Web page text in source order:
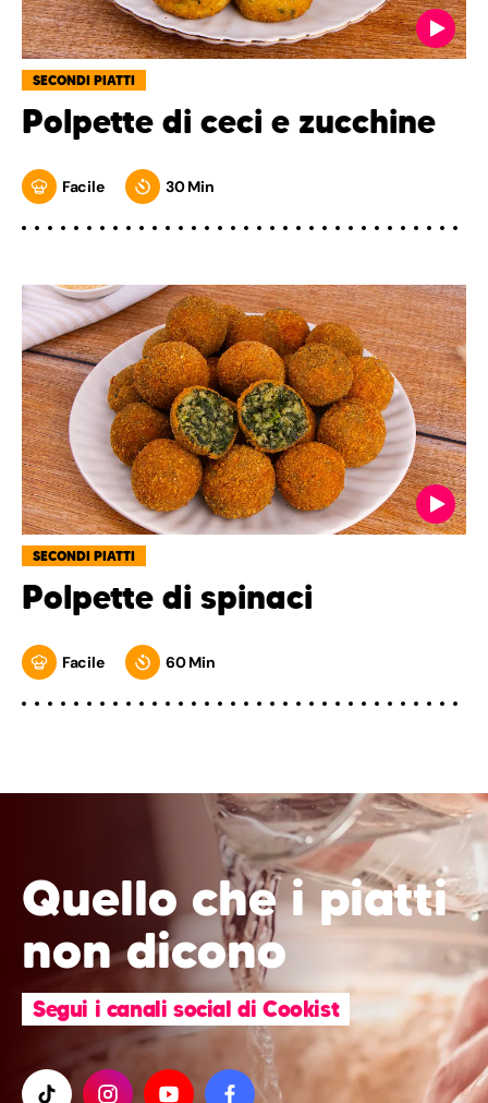
SECONDI PIATTI
Polpette di ceci e zucchine
Facile 30 Min
SECONDI PIATTI
Polpette di spinaci
Facile 60 Min
Quello che i piatti
non dicono
Segui i canali social di Cookist